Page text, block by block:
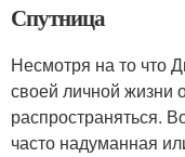
Спутница
Несмотря на то что
своей личной жизни
распространяться.
часто надуманная